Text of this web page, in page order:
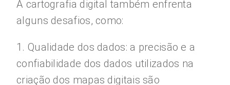
A cartografia digital também enfrenta
alguns desafios, como:
1. Qualidade dos dados: a precisão e a
confiabilidade dos dados utilizados na
criação dos mapas digitais são